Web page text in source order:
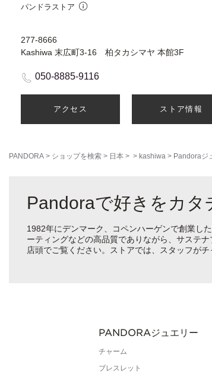
パンドラストア
277-8666
Kashiwa 末広町3-16 柏タカシマヤ 本館3F
050-8885-9116
アクセス ストア情報
PANDORA > ショップを検索 > 日本 > > kashiwa > Pandoraジ
Pandoraで好きをカタ
1982年にデンマーク、コペンハーゲンで創業し
ーティングなどの高品質でありながら、サステ
店頭でご覧ください。ストアでは、スタッフが
PANDORAジュエリー
チャーム
ブレスレット